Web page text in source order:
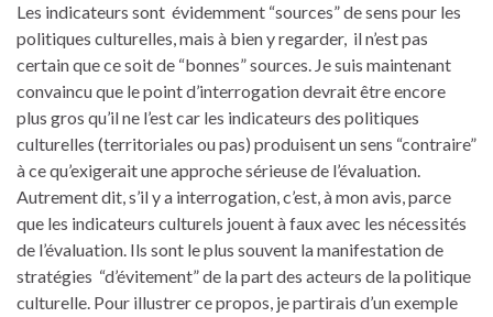
Les indicateurs sont évidemment “sources” de sens pour les
politiques culturelles, mais à bien y regarder, il n’est pas
certain que ce soit de “bonnes” sources. Je suis maintenant
convaincu que le point d’interrogation devrait être encore
plus gros qu’il ne l’est car les indicateurs des politiques
culturelles (territoriales ou pas) produisent un sens “contraire”
à ce qu’exigerait une approche sérieuse de l’évaluation.
Autrement dit, s’il y a interrogation, c’est, à mon avis, parce
que les indicateurs culturels jouent à faux avec les nécessités
de l’évaluation. Ils sont le plus souvent la manifestation de
stratégies “d’évitement” de la part des acteurs de la politique
culturelle. Pour illustrer ce propos, je partirais d’un exemple